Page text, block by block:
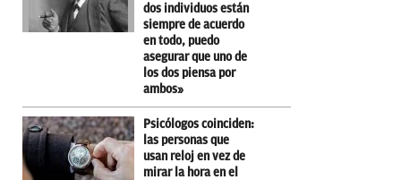
dos individuos están
siempre de acuerdo
en todo, puedo
asegurar que uno de
los dos piensa por
ambos»
Psicólogos coinciden:
las personas que
usan reloj en vez de
mirar la hora en el